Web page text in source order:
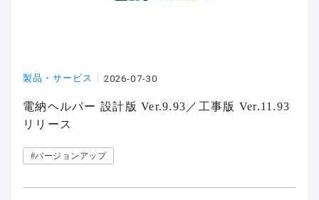
製品・サービス 2026-07-30
電納ヘルパー 設計版 Ver.9.93／工事版 Ver.11.93
リリース
#バージョンアップ